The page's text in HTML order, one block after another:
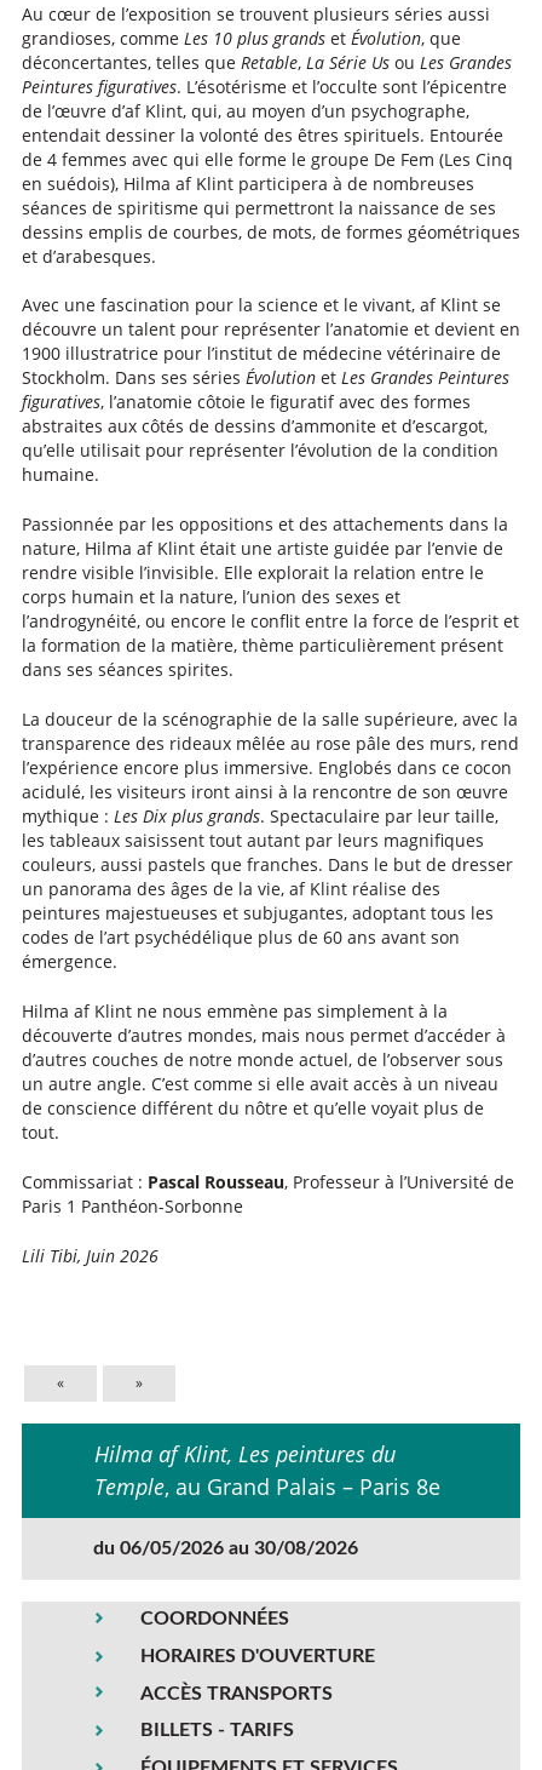
Au cœur de l’exposition se trouvent plusieurs séries aussi
grandioses, comme Les 10 plus grands et Évolution, que
déconcertantes, telles que Retable, La Série Us ou Les Grandes
Peintures figuratives. L’ésotérisme et l’occulte sont l’épicentre
de l’œuvre d’af Klint, qui, au moyen d’un psychographe,
entendait dessiner la volonté des êtres spirituels. Entourée
de 4 femmes avec qui elle forme le groupe De Fem (Les Cinq
en suédois), Hilma af Klint participera à de nombreuses
séances de spiritisme qui permettront la naissance de ses
dessins emplis de courbes, de mots, de formes géométriques
et d’arabesques.
Avec une fascination pour la science et le vivant, af Klint se
découvre un talent pour représenter l’anatomie et devient en
1900 illustratrice pour l’institut de médecine vétérinaire de
Stockholm. Dans ses séries Évolution et Les Grandes Peintures
figuratives, l’anatomie côtoie le figuratif avec des formes
abstraites aux côtés de dessins d’ammonite et d’escargot,
qu’elle utilisait pour représenter l’évolution de la condition
humaine.
Passionnée par les oppositions et des attachements dans la
nature, Hilma af Klint était une artiste guidée par l’envie de
rendre visible l’invisible. Elle explorait la relation entre le
corps humain et la nature, l’union des sexes et
l’androgynéité, ou encore le conflit entre la force de l’esprit et
la formation de la matière, thème particulièrement présent
dans ses séances spirites.
La douceur de la scénographie de la salle supérieure, avec la
transparence des rideaux mêlée au rose pâle des murs, rend
l’expérience encore plus immersive. Englobés dans ce cocon
acidulé, les visiteurs iront ainsi à la rencontre de son œuvre
mythique : Les Dix plus grands. Spectaculaire par leur taille,
les tableaux saisissent tout autant par leurs magnifiques
couleurs, aussi pastels que franches. Dans le but de dresser
un panorama des âges de la vie, af Klint réalise des
peintures majestueuses et subjugantes, adoptant tous les
codes de l’art psychédélique plus de 60 ans avant son
émergence.
Hilma af Klint ne nous emmène pas simplement à la
découverte d’autres mondes, mais nous permet d’accéder à
d’autres couches de notre monde actuel, de l’observer sous
un autre angle. C’est comme si elle avait accès à un niveau
de conscience différent du nôtre et qu’elle voyait plus de
tout.
Commissariat : Pascal Rousseau, Professeur à l’Université de
Paris 1 Panthéon-Sorbonne
Lili Tibi, Juin 2026
« »
Hilma af Klint, Les peintures du
Temple, au Grand Palais – Paris 8e
du 06/05/2026 au 30/08/2026
COORDONNÉES
HORAIRES D'OUVERTURE
ACCÈS TRANSPORTS
BILLETS - TARIFS